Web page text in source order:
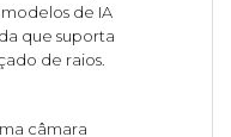
de IA
que suporta
de raios.
câmara